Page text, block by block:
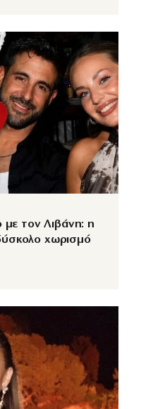
με τον Λιβάνη: η
χωρισμό